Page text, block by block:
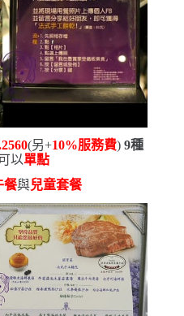
(另+10%服務費) 9種
以單點
餐與兒童套餐